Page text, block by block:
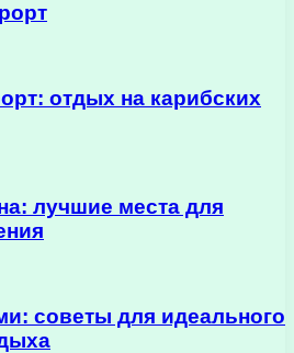
отдых на карибских
лучшие места для
советы для идеального